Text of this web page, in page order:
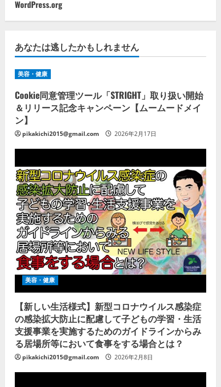
WordPress.org
あなたは逃したかもしれません
美容・健康
Cookie同意管理ツール「STRIGHT」取り扱い開始
＆リリース記念キャンペーン【ムームードメイ
ン】
pikakichi2015@gmail.com 2026年2月17日
美容・健康
【新しい生活様式】新型コロナウイルス感染症
の感染拡大防止に配慮して子どもの学習・生活
支援事業を実施するためのガイドラインからみ
る居場所等において食事をする場合とは？
pikakichi2015@gmail.com 2026年2月8日